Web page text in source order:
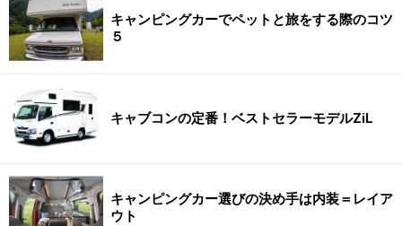
キャンピングカーでペットと旅をする際のコツ
５
キャブコンの定番！ベストセラーモデルZiL
キャンピングカー選びの決め手は内装＝レイア
ウト